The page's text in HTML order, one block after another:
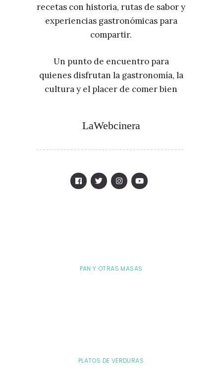
recetas con historia, rutas de sabor y
experiencias gastronómicas para
compartir.
Un punto de encuentro para
quienes disfrutan la gastronomía, la
cultura y el placer de comer bien
LaWebcinera
PAN Y OTRAS MASAS
PLATOS DE VERDURAS